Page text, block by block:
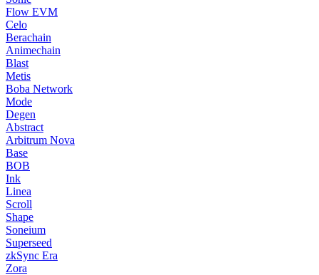
Flow EVM
Celo
Berachain
Animechain
Blast
Metis
Boba Network
Mode
Degen
Abstract
Arbitrum Nova
Base
BOB
Ink
Linea
Scroll
Shape
Soneium
Superseed
zkSync Era
Zora